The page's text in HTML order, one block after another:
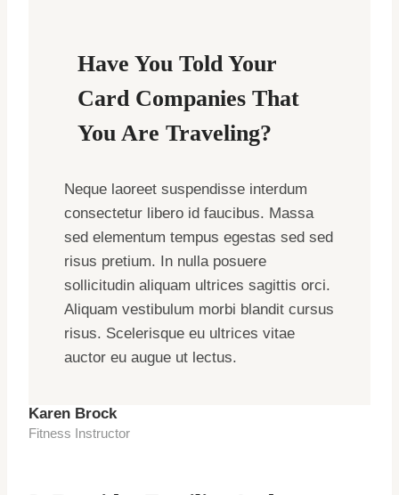
Have You Told Your
Card Companies That
You Are Traveling?
Neque laoreet suspendisse interdum
consectetur libero id faucibus. Massa
sed elementum tempus egestas sed sed
risus pretium. In nulla posuere
sollicitudin aliquam ultrices sagittis orci.
Aliquam vestibulum morbi blandit cursus
risus. Scelerisque eu ultrices vitae
auctor eu augue ut lectus.
Karen Brock
Fitness Instructor